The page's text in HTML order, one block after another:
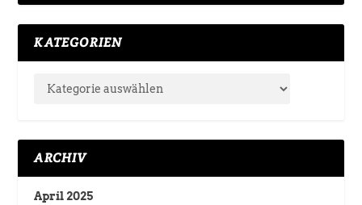
KATEGORIEN
ARCHIV
April 2025